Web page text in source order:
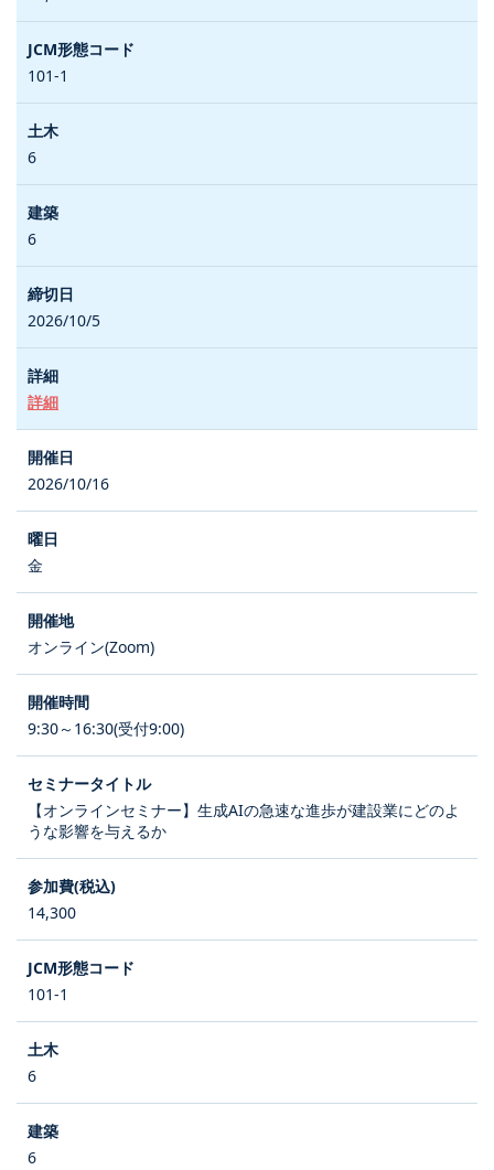
101-1
6
6
2026/10/5
詳細
2026/10/16
金
オンライン(Zoom)
9:30～16:30(受付9:00)
【オンラインセミナー】生成AIの急速な進歩が建設業にどのよ
うな影響を与えるか
14,300
101-1
6
6